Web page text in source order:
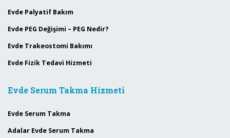
Evde Palyatif Bakım
Evde PEG Değişimi – PEG Nedir?
Evde Trakeostomi Bakımı
Evde Fizik Tedavi Hizmeti
Evde Serum Takma Hizmeti
Evde Serum Takma
Adalar Evde Serum Takma